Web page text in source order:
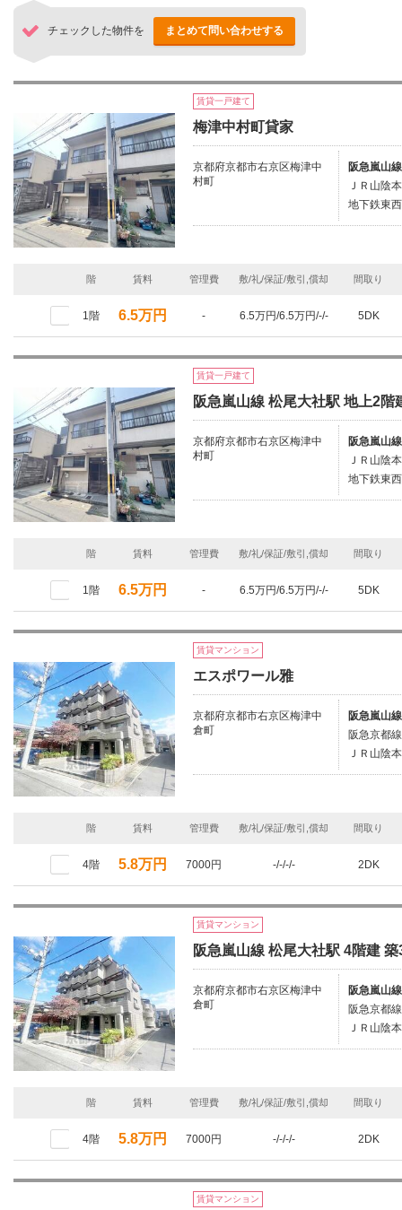
チェックした物件を まとめて問い合わせする
賃貸一戸建て
梅津中村町貸家
京都府京都市右京区梅津中
村町
阪急嵐山
ＪＲ山陰
地下鉄東
階 賃料 管理費 敷/礼/保証/敷引,償却 間取り
1階 6.5万円 - 6.5万円/6.5万円/-/- 5DK
賃貸一戸建て
阪急嵐山線 松尾大社駅 地上2階
京都府京都市右京区梅津中
村町
阪急嵐山
ＪＲ山陰
地下鉄東
階 賃料 管理費 敷/礼/保証/敷引,償却 間取り
1階 6.5万円 - 6.5万円/6.5万円/-/- 5DK
賃貸マンション
エスポワール雅
京都府京都市右京区梅津中
倉町
阪急嵐山
阪急京都
ＪＲ山陰
階 賃料 管理費 敷/礼/保証/敷引,償却 間取り
4階 5.8万円 7000円 -/-/-/- 2DK
賃貸マンション
阪急嵐山線 松尾大社駅 4階建 築
京都府京都市右京区梅津中
倉町
阪急嵐山
阪急京都
ＪＲ山陰
階 賃料 管理費 敷/礼/保証/敷引,償却 間取り
4階 5.8万円 7000円 -/-/-/- 2DK
賃貸マンション